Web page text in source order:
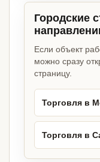
Городские
Если объект
можно сразу
страницу.
Торговля в
Торговля в